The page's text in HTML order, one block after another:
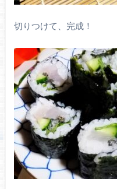
切りつけて、完成！